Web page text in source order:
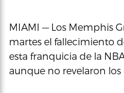
MIAMI — Los Memphis
martes el fallecimiento
esta franquicia de la
aunque no revelaron los